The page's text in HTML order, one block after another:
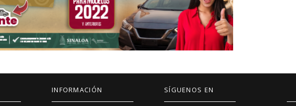
INFORMACIÓN SÍGUENOS EN